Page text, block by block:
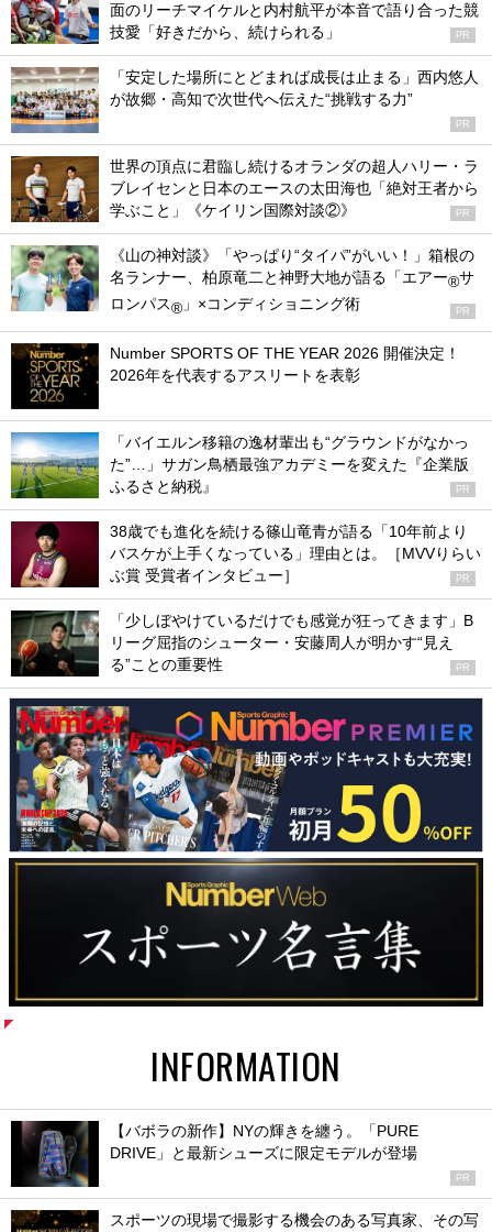
面のリーチマイケルと内村航平が本音で語り合った競
技愛「好きだから、続けられる」
PR
「安定した場所にとどまれば成長は止まる」西内悠人
が故郷・高知で次世代へ伝えた“挑戦する力”
PR
世界の頂点に君臨し続けるオランダの超人ハリー・ラ
ブレイセンと日本のエースの太田海也「絶対王者から
学ぶこと」《ケイリン国際対談②》
PR
《山の神対談》「やっぱり“タイパ”がいい！」箱根の
名ランナー、柏原竜二と神野大地が語る「エアー®サ
ロンパス® 」×コンディショニング術 PR
Number SPORTS OF THE YEAR 2026 開催決定！
2026年を代表するアスリートを表彰
「バイエルン移籍の逸材輩出も“グラウンドがなかっ
た”…」サガン鳥栖最強アカデミーを変えた『企業版
ふるさと納税』
PR
38歳でも進化を続ける篠山竜青が語る「10年前より
バスケが上手くなっている」理由とは。［MVVりらい
ぶ賞 受賞者インタビュー］
PR
「少しぼやけているだけでも感覚が狂ってきます」B
リーグ屈指のシューター・安藤周人が明かす“見え
る”ことの重要性
PR
INFORMATION
【バボラの新作】NYの輝きを纏う。「PURE
DRIVE」と最新シューズに限定モデルが登場
PR
スポーツの現場で撮影する機会のある写真家、その写